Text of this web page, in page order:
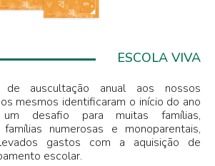
ESCOLA VIVA
auscultação anual aos nossos
mesmos identificaram o início do ano
desafio para muitas famílias,
numerosas e monoparentais,
gastos com a aquisição de
escolar.